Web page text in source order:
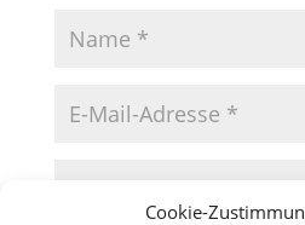
Cookie-